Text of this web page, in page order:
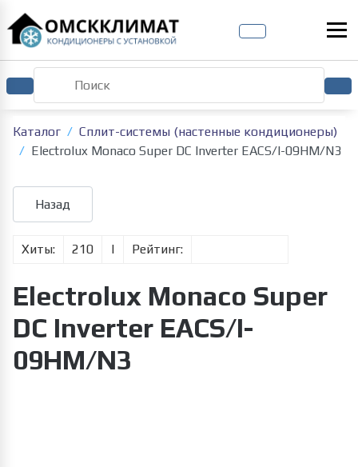
Каталог
Сплит-системы (настенные кондиционеры)
Electrolux Monaco Super DC Inverter EACS/I-09HM/N3
Хиты: 210 | Рейтинг:
Electrolux Monaco Super
DC Inverter EACS/I-
09HM/N3